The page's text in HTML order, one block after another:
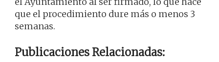
que el procedimiento dure más o menos 3
semanas.
Publicaciones Relacionadas: